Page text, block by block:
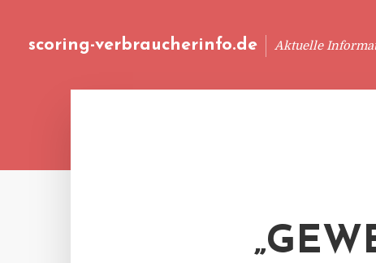
scoring-verbraucherinfo.de Aktuelle